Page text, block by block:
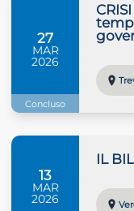
27
MAR
2026
Concluso
13
MAR
2026
IL